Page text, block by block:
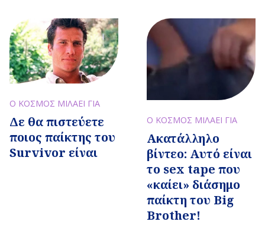
Ο ΚΟΣΜΟΣ ΜΙΛΑΕΙ ΓΙΑ
Δε θα πιστεύετε
ποιος παίκτης του
Survivor είναι
Ο ΚΟΣΜΟΣ ΜΙΛΑΕΙ ΓΙΑ
Ακατάλληλο
βίντεο: Αυτό είναι
το sex tape που
«καίει» διάσημο
παίκτη του Big
Brother!